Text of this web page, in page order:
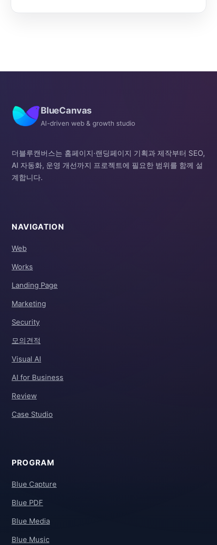
BlueCanvas
AI-driven web & growth studio
더블루캔버스는 홈페이지·랜딩페이지 기획과 제작부터 SEO,
AI 자동화, 운영 개선까지 프로젝트에 필요한 범위를 함께 설
계합니다.
NAVIGATION
Web
Works
Landing Page
Marketing
Security
모의견적
Visual AI
AI for Business
Review
Case Studio
PROGRAM
Blue Capture
Blue PDF
Blue Media
Blue Music